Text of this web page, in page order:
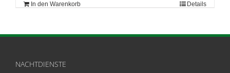
In den Warenkorb Details
NACHTDIENSTE